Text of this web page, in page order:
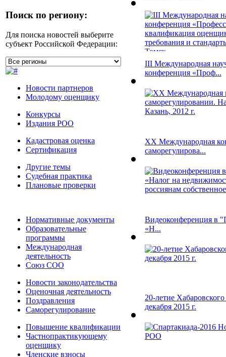
Поиск по региону:
Для поиска новостей выберите
субъект Российской Федерации:
Новости партнеров
Молодому оценщику
Конкурсы
Издания РОО
Кадастровая оценка
Сертификация
Другие темы
Судебная практика
Плановые проверки
Нормативные документы
Образовательные
программы
Международная
деятельность
Союз СОО
Новости законодательства
Оценочная деятельность
Поздравления
Саморегулирование
Повышение квалификации
Частнопрактикующему
оценщику
Членские взносы
III Международная
конференция «Проф...
ХХ Международная
саморегулирова...
Видеоконференция в
«Н...
20-летие
декабря 2015 г.